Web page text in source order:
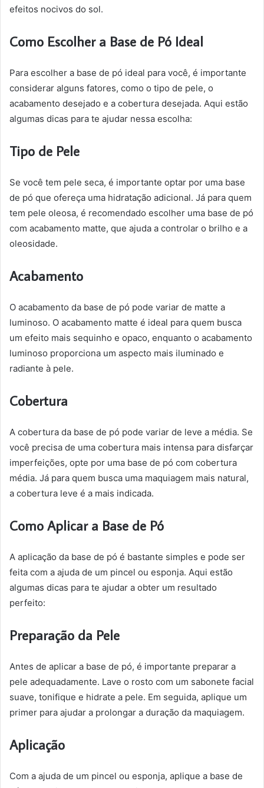
efeitos nocivos do sol.
Como Escolher a Base de Pó Ideal
Para escolher a base de pó ideal para você, é importante
considerar alguns fatores, como o tipo de pele, o
acabamento desejado e a cobertura desejada. Aqui estão
algumas dicas para te ajudar nessa escolha:
Tipo de Pele
Se você tem pele seca, é importante optar por uma base
de pó que ofereça uma hidratação adicional. Já para quem
tem pele oleosa, é recomendado escolher uma base de pó
com acabamento matte, que ajuda a controlar o brilho e a
oleosidade.
Acabamento
O acabamento da base de pó pode variar de matte a
luminoso. O acabamento matte é ideal para quem busca
um efeito mais sequinho e opaco, enquanto o acabamento
luminoso proporciona um aspecto mais iluminado e
radiante à pele.
Cobertura
A cobertura da base de pó pode variar de leve a média. Se
você precisa de uma cobertura mais intensa para disfarçar
imperfeições, opte por uma base de pó com cobertura
média. Já para quem busca uma maquiagem mais natural,
a cobertura leve é a mais indicada.
Como Aplicar a Base de Pó
A aplicação da base de pó é bastante simples e pode ser
feita com a ajuda de um pincel ou esponja. Aqui estão
algumas dicas para te ajudar a obter um resultado
perfeito:
Preparação da Pele
Antes de aplicar a base de pó, é importante preparar a
pele adequadamente. Lave o rosto com um sabonete facial
suave, tonifique e hidrate a pele. Em seguida, aplique um
primer para ajudar a prolongar a duração da maquiagem.
Aplicação
Com a ajuda de um pincel ou esponja, aplique a base de